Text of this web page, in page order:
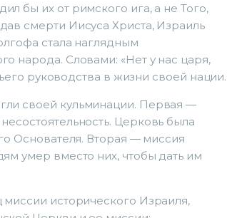
бы их от римского ига, а не Того,
смерти Иисуса Христа, Израиль
стала наглядным
народа. Словами: «Нет у нас царя,
руководства в жизни своей нации.
своей кульминации. Первая —
Церковь была
Основателя. Вторая — миссия
умер вместо них, чтобы дать им
исторического Израиля,